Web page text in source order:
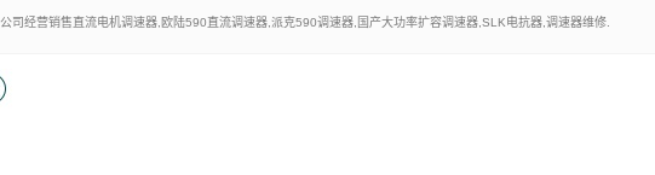
司经营销售直流电机调速器,欧陆590直流调速器,派克590调速器,国产大功率扩容调速器,SLK电抗器,调速器维修.